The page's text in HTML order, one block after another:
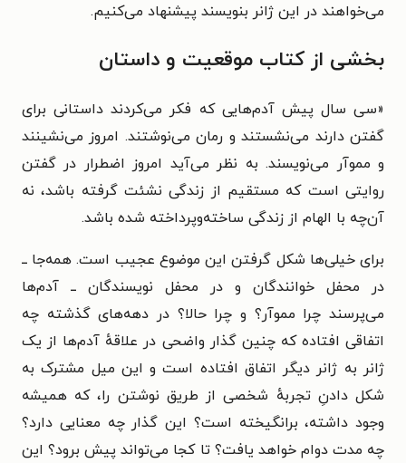
می‌خواهند در این ژانر بنویسند پیشنهاد می‌کنیم.
بخشی از کتاب موقعیت و داستان
«سی سال پیش آدم‌هایی که فکر می‌کردند داستانی برای
گفتن دارند می‌نشستند و رمان می‌نوشتند. امروز می‌نشینند
و مموآر می‌نویسند. به نظر می‌آید امروز اضطرار در گفتن
روایتی است که مستقیم از زندگی نشئت گرفته باشد، نه
آن‌چه با الهام از زندگی ساخته‌وپرداخته شده باشد.
برای خیلی‌ها شکل گرفتن این موضوع عجیب است. همه‌جا ــ
در محفل خوانندگان و در محفل نویسندگان ــ آدم‌ها
می‌پرسند چرا مموآر؟ و چرا حالا؟ در دهه‌های گذشته چه
اتفاقی افتاده که چنین گذار واضحی در علاقهٔ آدم‌ها از یک
ژانر به ژانر دیگر اتفاق افتاده است و این میل مشترک به
شکل دادنِ تجربهٔ شخصی از طریق نوشتن را، که همیشه
وجود داشته، برانگیخته است؟ این گذار چه معنایی دارد؟
چه مدت دوام خواهد یافت؟ تا کجا می‌تواند پیش برود؟ این